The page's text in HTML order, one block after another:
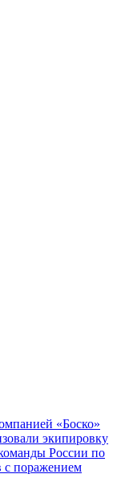
«Боско»
экипировку
России по
с поражением